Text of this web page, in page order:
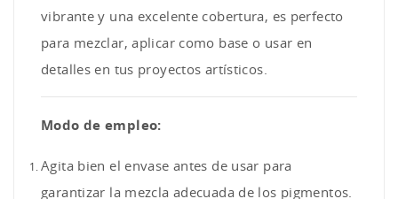
vibrante y una excelente cobertura, es perfecto
para mezclar, aplicar como base o usar en
detalles en tus proyectos artísticos.
Modo de empleo:
Agita bien el envase antes de usar para
garantizar la mezcla adecuada de los pigmentos.